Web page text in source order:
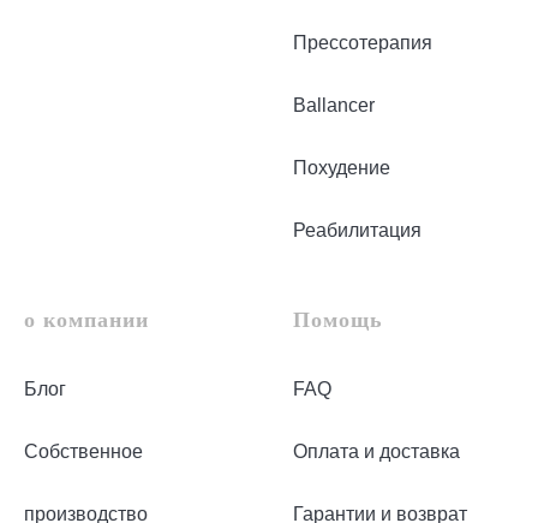
Прессотерапия
Ballancer
Похудение
Реабилитация
о компании
Блог
Собственное
производство
Помощь
FAQ
Оплата и доставка
Гарантии и возврат